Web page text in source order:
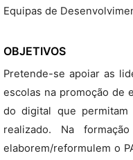
Equipas de
OBJETIVOS
Pretende-se apoiar as
escolas na promoção de
do digital que permitam
realizado. Na
elaborem/reformulem o